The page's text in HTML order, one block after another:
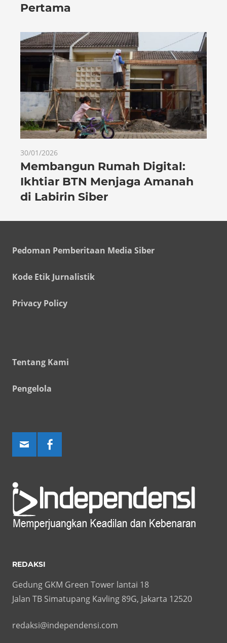
Pertama
30/01/2026
Membangun Rumah Digital:
Ikhtiar BTN Menjaga Amanah
di Labirin Siber
Pedoman Pemberitaan Media Siber
Kode Etik Jurnalistik
Privacy Policy
Tentang Kami
Pengelola
REDAKSI
Gedung GKM Green Tower lantai 18
Jalan TB Simatupang Kavling 89G, Jakarta 12520
redaksi@independensi.com